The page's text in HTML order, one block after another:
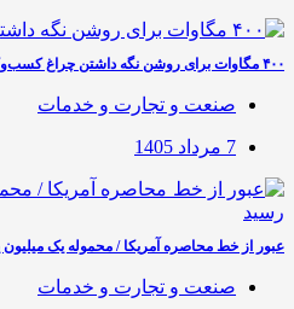
۴۰۰ مگاوات برای روشن نگه داشتن چراغ کسب‌وکار‌ها
صنعت و تجارت و خدمات
7 مرداد 1405
عبور از خط محاصره آمریکا / محموله یک میلیون
صنعت و تجارت و خدمات